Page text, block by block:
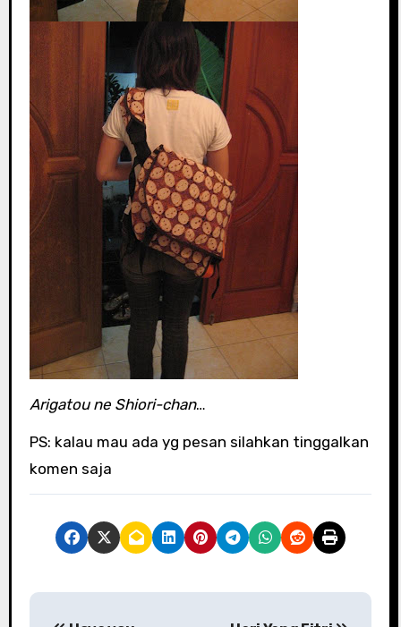
Arigatou ne Shiori-chan…
PS: kalau mau ada yg pesan silahkan tinggalkan
komen saja
P